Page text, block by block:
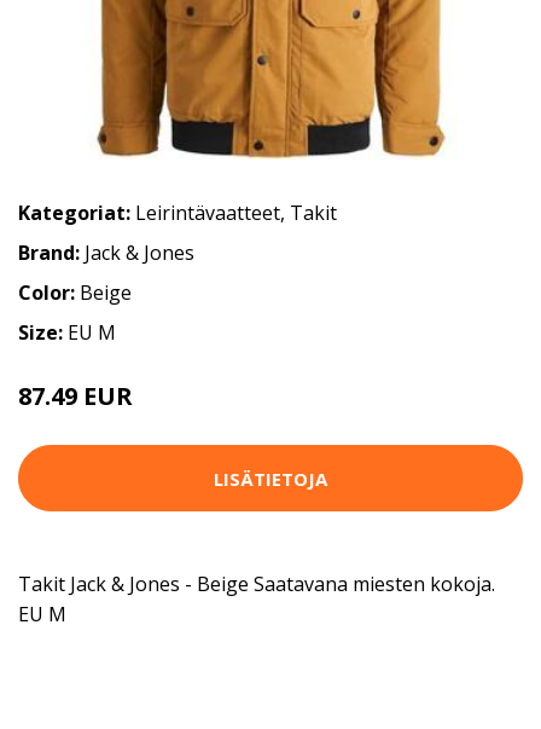
Kategoriat: Leirintävaatteet, Takit
Brand: Jack & Jones
Color: Beige
Size: EU M
87.49 EUR
LISÄTIETOJA
Takit Jack & Jones - Beige Saatavana miesten kokoja.
EU M